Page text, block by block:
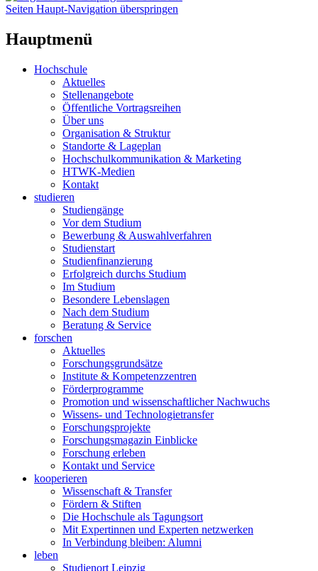
Seiten Haupt-Navigation überspringen
Hauptmenü
Hochschule
Aktuelles
Stellenangebote
Öffentliche Vortragsreihen
Über uns
Organisation & Struktur
Standorte & Lageplan
Hochschulkommunikation & Marketing
HTWK-Medien
Kontakt
studieren
Studiengänge
Vor dem Studium
Bewerbung & Auswahlverfahren
Studienstart
Studienfinanzierung
Erfolgreich durchs Studium
Im Studium
Besondere Lebenslagen
Nach dem Studium
Beratung & Service
forschen
Aktuelles
Forschungsgrundsätze
Institute & Kompetenzzentren
Förderprogramme
Promotion und wissenschaftlicher Nachwuchs
Wissens- und Technologietransfer
Forschungsprojekte
Forschungsmagazin Einblicke
Forschung erleben
Kontakt und Service
kooperieren
Wissenschaft & Transfer
Fördern & Stiften
Die Hochschule als Tagungsort
Mit Expertinnen und Experten netzwerken
In Verbindung bleiben: Alumni
leben
Studienort Leipzig